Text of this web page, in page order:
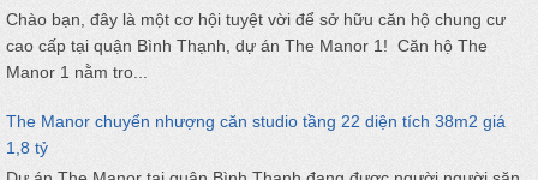
Chào bạn, đây là một cơ hội tuyệt vời để sở hữu căn hộ chung cư
cao cấp tại quận Bình Thạnh, dự án The Manor 1! Căn hộ The
Manor 1 nằm tro...
The Manor chuyển nhượng căn studio tầng 22 diện tích 38m2 giá
1,8 tỷ